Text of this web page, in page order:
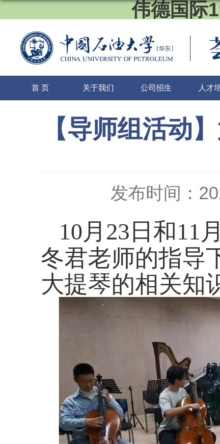
伟德国际
首 页 关于我们 公司招生 人才
【导师组活动
发布时间：
10月 23 日和11
冬君老师的指导
大提琴的相关知